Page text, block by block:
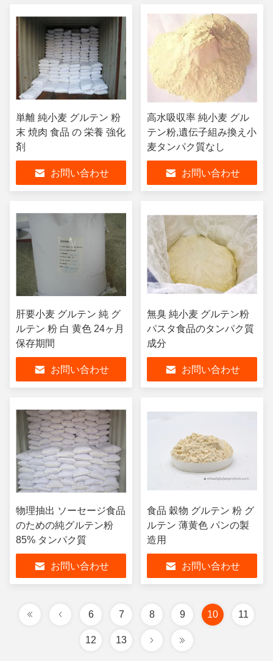
単離 純小麦 グルテン 粉
末 焼肉 食品 の 栄養 強化
剤
お問い合わせ
高水吸収率 純小麦 グル
テン粉,遺伝子組み換え小
麦タンパク質なし
お問い合わせ
肝要小麦 グルテン 純 グ
ルテン 粉 白 黄色 24ヶ月
保存期間
お問い合わせ
無臭 純小麦 グルテン粉
パスタ食品のタンパク質
成分
お問い合わせ
物理抽出 ソーセージ食品
のための純グルテン粉
85% タンパク質
お問い合わせ
食品 穀物 グルテン 粉 グ
ルテン 薄黄色 パンの製
造用
お問い合わせ
6 7 8 9 10 11
12 13